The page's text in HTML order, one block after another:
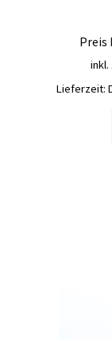
Preis
inkl.
Lieferzeit: